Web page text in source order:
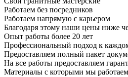
Работаем без посредников
Работаем напрямую с карьером
Благодаря этому наши цены ниже
Опыт работы более 20 лет
Профессиональный подход к
Предоставляем полный пакет
На все работы предоставляем
Материалы с которыми мы